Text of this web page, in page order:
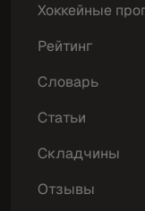
Хоккейные
Рейтинг
Словарь
Статьи
Складчины
Отзывы